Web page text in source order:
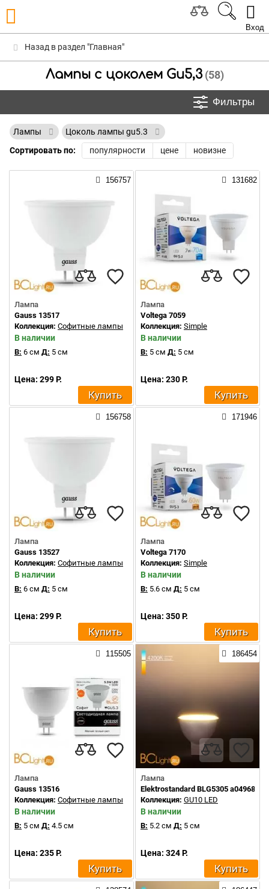
Вход
Назад в раздел "Главная"
Лампы с цоколем Gu5,3(58)
Фильтры
Лампы
Цоколь лампы gu5.3
Сортировать по:
популярности цене новизне
156757
Лампа
Gauss 13517
Коллекция: Софитные лампы
В наличии
В: 6 см Д: 5 см
Цена: 299 Р.
Купить
131682
Лампа
Voltega 7059
Коллекция: Simple
В наличии
В: 5 см Д: 5 см
Цена: 230 Р.
Купить
156758
Лампа
Gauss 13527
Коллекция: Софитные лампы
В наличии
В: 6 см Д: 5 см
Цена: 299 Р.
Купить
171946
Лампа
Voltega 7170
Коллекция: Simple
В наличии
В: 5.6 см Д: 5 см
Цена: 350 Р.
Купить
115505
Лампа
Gauss 13516
Коллекция: Софитные лампы
В наличии
В: 5 см Д: 4.5 см
Цена: 235 Р.
Купить
186454
Лампа
Elektrostandard BLG5305 a049684
Коллекция: GU10 LED
В наличии
В: 5.2 см Д: 5 см
Цена: 324 Р.
Купить